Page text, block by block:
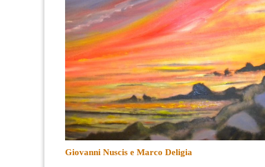
Giovanni Nuscis e Marco Deligia